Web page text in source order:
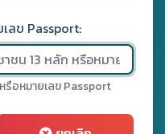
ลข Passport:
รือหมายเลข Passport